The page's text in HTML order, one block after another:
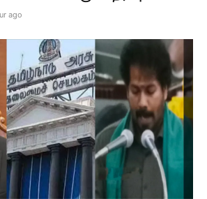
ago